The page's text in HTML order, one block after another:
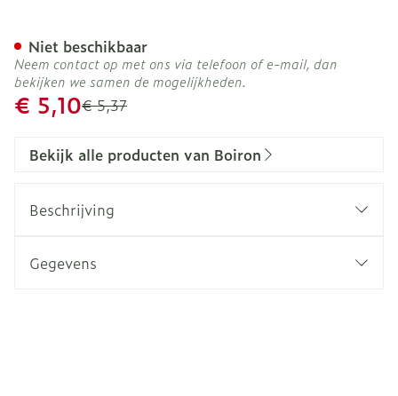
Adviesprijs
€ 5,37
Promotie prijs
€ 5,10
Niet beschikbaar
Neem contact op met ons via telefoon of e-mail, dan
bekijken we samen de mogelijkheden.
Bekijk alle producten van Boiron
Beschrijving
Gegevens